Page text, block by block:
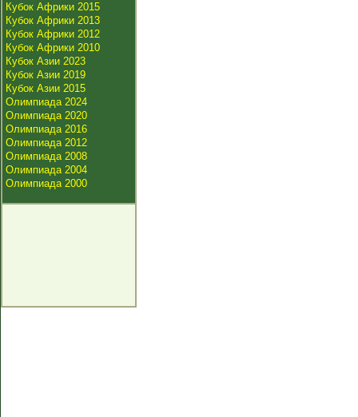
Кубок Африки 2015
Кубок Африки 2013
Кубок Африки 2012
Кубок Африки 2010
Кубок Азии 2023
Кубок Азии 2019
Кубок Азии 2015
Олимпиада 2024
Олимпиада 2020
Олимпиада 2016
Олимпиада 2012
Олимпиада 2008
Олимпиада 2004
Олимпиада 2000